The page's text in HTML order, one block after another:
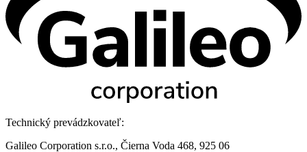
Technický prevádzkovateľ:
Galileo Corporation s.r.o., Čierna Voda 468, 925 06